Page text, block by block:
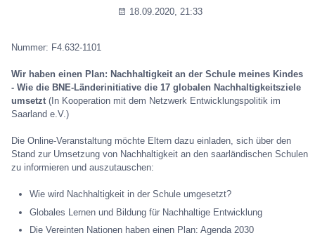
18.09.2020, 21:33
Nummer: F4.632-1101
Wir haben einen Plan: Nachhaltigkeit an der Schule meines Kindes
- Wie die BNE-Länderinitiative die 17 globalen Nachhaltigkeitsziele
umsetzt (In Kooperation mit dem Netzwerk Entwicklungspolitik im
Saarland e.V.)
Die Online-Veranstaltung möchte Eltern dazu einladen, sich über den
Stand zur Umsetzung von Nachhaltigkeit an den saarländischen Schulen
zu informieren und auszutauschen:
Wie wird Nachhaltigkeit in der Schule umgesetzt?
Globales Lernen und Bildung für Nachhaltige Entwicklung
Die Vereinten Nationen haben einen Plan: Agenda 2030